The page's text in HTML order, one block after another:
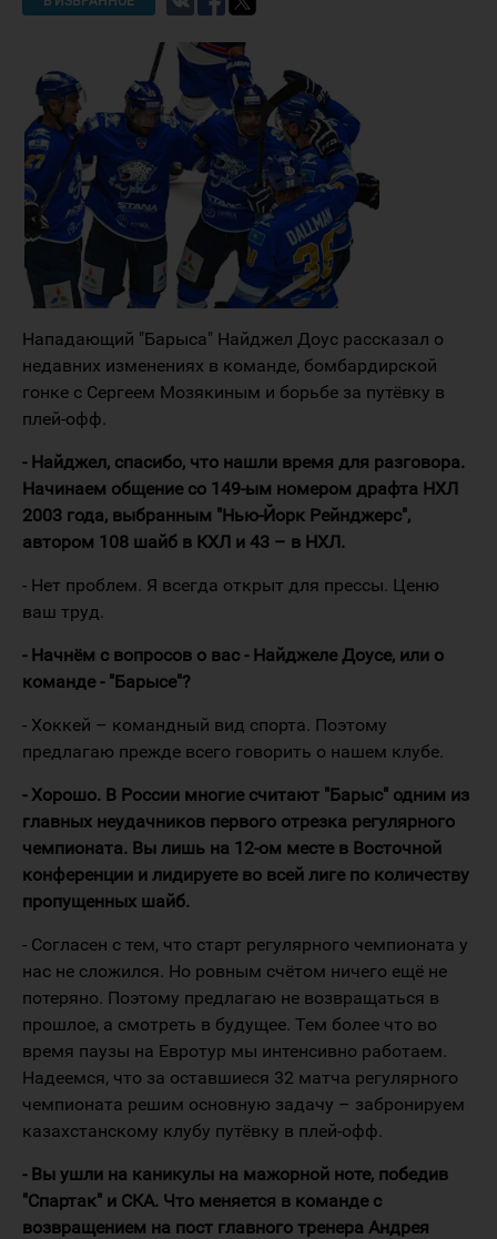
Нападающий "Барыса" Найджел Доус рассказал о
недавних изменениях в команде, бомбардирской
гонке с Сергеем Мозякиным и борьбе за путёвку в
плей-офф.
- Найджел, спасибо, что нашли время для разговора.
Начинаем общение со 149-ым номером драфта НХЛ
2003 года, выбранным "Нью-Йорк Рейнджерс",
автором 108 шайб в КХЛ и 43 – в НХЛ.
- Нет проблем. Я всегда открыт для прессы. Ценю
ваш труд.
- Начнём с вопросов о вас - Найджеле Доусе, или о
команде - "Барысе"?
- Хоккей – командный вид спорта. Поэтому
предлагаю прежде всего говорить о нашем клубе.
- Хорошо. В России многие считают "Барыс" одним из
главных неудачников первого отрезка регулярного
чемпионата. Вы лишь на 12-ом месте в Восточной
конференции и лидируете во всей лиге по количеству
пропущенных шайб.
- Согласен с тем, что старт регулярного чемпионата у
нас не сложился. Но ровным счётом ничего ещё не
потеряно. Поэтому предлагаю не возвращаться в
прошлое, а смотреть в будущее. Тем более что во
время паузы на Евротур мы интенсивно работаем.
Надеемся, что за оставшиеся 32 матча регулярного
чемпионата решим основную задачу – забронируем
казахстанскому клубу путёвку в плей-офф.
- Вы ушли на каникулы на мажорной ноте, победив
"Спартак" и СКА. Что меняется в команде с
возвращением на пост главного тренера Андрея